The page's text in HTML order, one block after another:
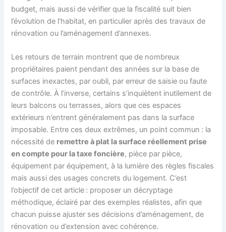
budget, mais aussi de vérifier que la fiscalité suit bien
l’évolution de l’habitat, en particulier après des travaux de
rénovation ou l’aménagement d’annexes.
Les retours de terrain montrent que de nombreux
propriétaires paient pendant des années sur la base de
surfaces inexactes, par oubli, par erreur de saisie ou faute
de contrôle. À l’inverse, certains s’inquiètent inutilement de
leurs balcons ou terrasses, alors que ces espaces
extérieurs n’entrent généralement pas dans la surface
imposable. Entre ces deux extrêmes, un point commun : la
nécessité de remettre à plat la surface réellement prise
en compte pour la taxe foncière, pièce par pièce,
équipement par équipement, à la lumière des règles fiscales
mais aussi des usages concrets du logement. C’est
l’objectif de cet article : proposer un décryptage
méthodique, éclairé par des exemples réalistes, afin que
chacun puisse ajuster ses décisions d’aménagement, de
rénovation ou d’extension avec cohérence.